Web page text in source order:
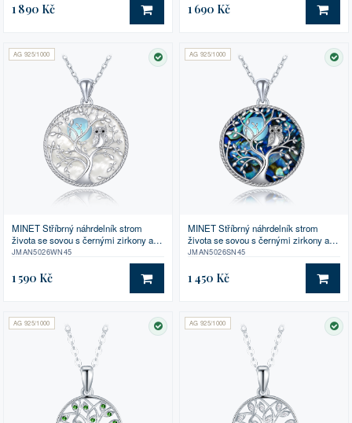
1 890 Kč DO KOŠÍKU
1 690 Kč DO
AG 925/1000
SKLADEM
MINET Stříbrný náhrdelník strom
života se sovou s černými zirkony a
bílou perletí
JMAN5026WN45
1 590 Kč DO KOŠÍKU
AG 925/1000
MINET Stříbrný náhrdelník strom
života se sovou s černými zirkony a
perletí
JMAN5026SN45
1 450 Kč DO
AG 925/1000
SKLADEM
AG 925/1000